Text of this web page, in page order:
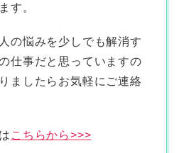
す。
の悩みを少しでも解消す
仕事だと思っていますの
ましたらお気軽にご連絡
こちらから>>>